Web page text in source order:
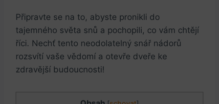
Připravte‍ se na to, abyste pronikli do
tajemného světa snů a ⁣pochopili, co⁢ vám ⁢chtějí ​
říci. ​Nechť tento neodolatelný snář⁣ nádorů
rozsvítí vaše vědomí a otevře dveře ‍ke
zdravější‌ budoucnosti!